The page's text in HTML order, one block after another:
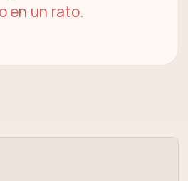
en un rato.